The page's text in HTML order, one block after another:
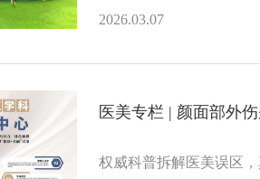
2026.03.07
医美专栏 | 颜面部外
权威科普拆解医美误区